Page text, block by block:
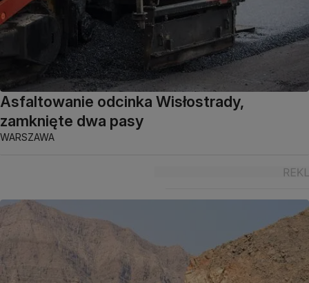
Asfaltowanie odcinka Wisłostrady,
zamknięte dwa pasy
WARSZAWA